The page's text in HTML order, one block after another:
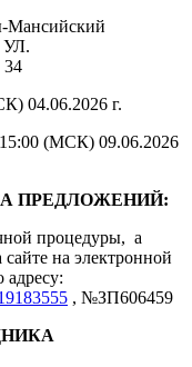
Мансийский
УЛ.
04.06.2026 г.
(МСК) 09.06.2026
ПРЕДЛОЖЕНИЙ:
процедуры, а
на электронной
, №ЗП606459